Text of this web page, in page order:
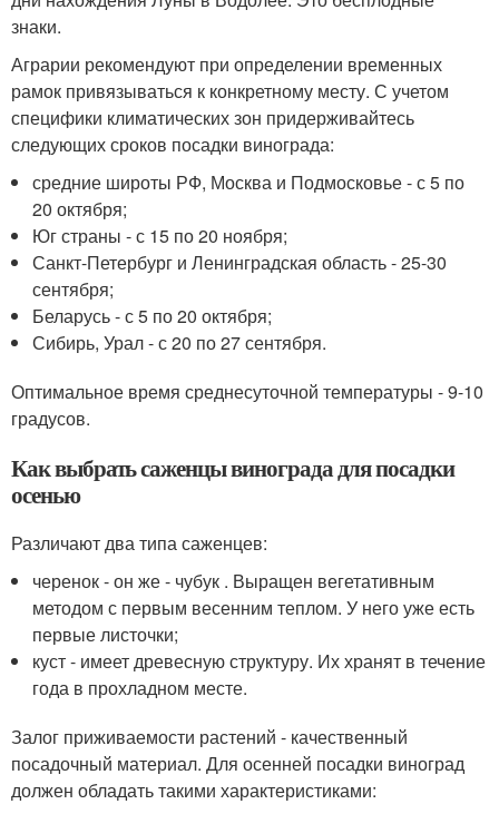
знаки.
Аграрии рекомендуют при определении временных
рамок привязываться к конкретному месту. С учетом
специфики климатических зон придерживайтесь
следующих сроков посадки винограда:
средние широты РФ, Москва и Подмосковье - с 5 по
20 октября;
Юг страны - с 15 по 20 ноября;
Санкт-Петербург и Ленинградская область - 25-30
сентября;
Беларусь - с 5 по 20 октября;
Сибирь, Урал - с 20 по 27 сентября.
Оптимальное время среднесуточной температуры - 9-10
градусов.
Как выбрать саженцы винограда для посадки
осенью
Различают два типа саженцев:
черенок - он же - чубук . Выращен вегетативным
методом с первым весенним теплом. У него уже есть
первые листочки;
куст - имеет древесную структуру. Их хранят в течение
года в прохладном месте.
Залог приживаемости растений - качественный
посадочный материал. Для осенней посадки виноград
должен обладать такими характеристиками: